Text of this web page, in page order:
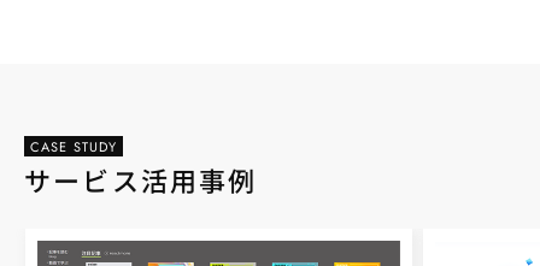
CASE STUDY
サービス活用事例